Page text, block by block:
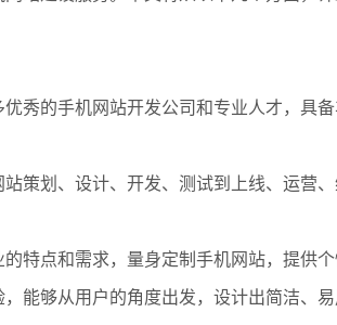
秀的手机网站开发公司和专业人才，具
策划、设计、开发、测试到上线、运营
特点和需求，量身定制手机网站，提供个
能够从用户的角度出发，设计出简洁、